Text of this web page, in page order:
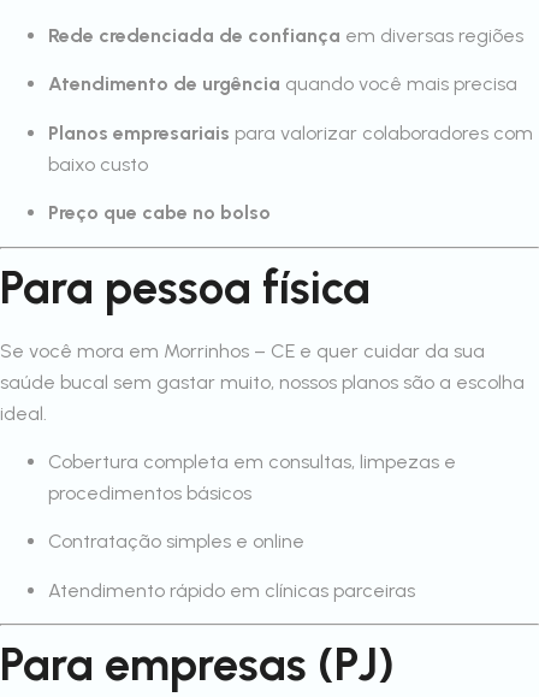
Rede credenciada de confiança em diversas regiões
Atendimento de urgência quando você mais precisa
Planos empresariais para valorizar colaboradores com
baixo custo
Preço que cabe no bolso
Para pessoa física
Se você mora em Morrinhos – CE e quer cuidar da sua
saúde bucal sem gastar muito, nossos planos são a escolha
ideal.
Cobertura completa em consultas, limpezas e
procedimentos básicos
Contratação simples e online
Atendimento rápido em clínicas parceiras
Para empresas (PJ)